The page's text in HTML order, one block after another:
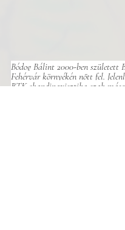
Bódog Bálint 2000-ben született
Fehérvár környékén nőtt fel.
BTK skandinavisztika szak